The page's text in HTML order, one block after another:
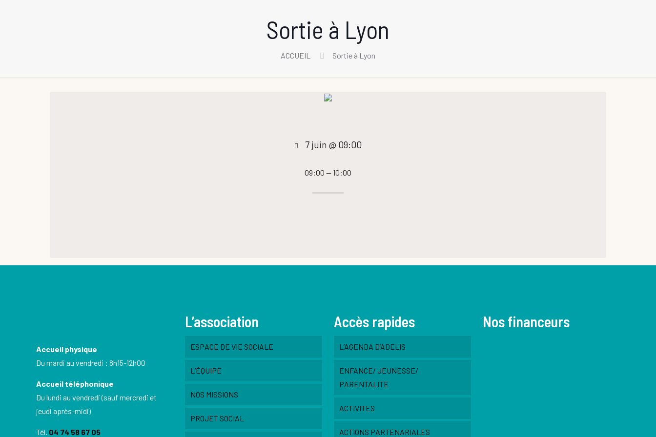
Sortie à Lyon
ACCUEIL Sortie à Lyon
7 juin @ 09:00
09:00 — 10:00
Accueil physique
Du mardi au vendredi : 8h15-12h00
Accueil téléphonique
Du lundi au vendredi (sauf mercredi et
jeudi après-midi)
Tél. 04 74 58 67 05
L’association
ESPACE DE VIE SOCIALE
L’ÉQUIPE
NOS MISSIONS
PROJET SOCIAL
Accès rapides
L’AGENDA D’ADELIS
ENFANCE/ JEUNESSE/
PARENTALITE
ACTIVITES
ACTIONS PARTENARIALES
Nos financeurs